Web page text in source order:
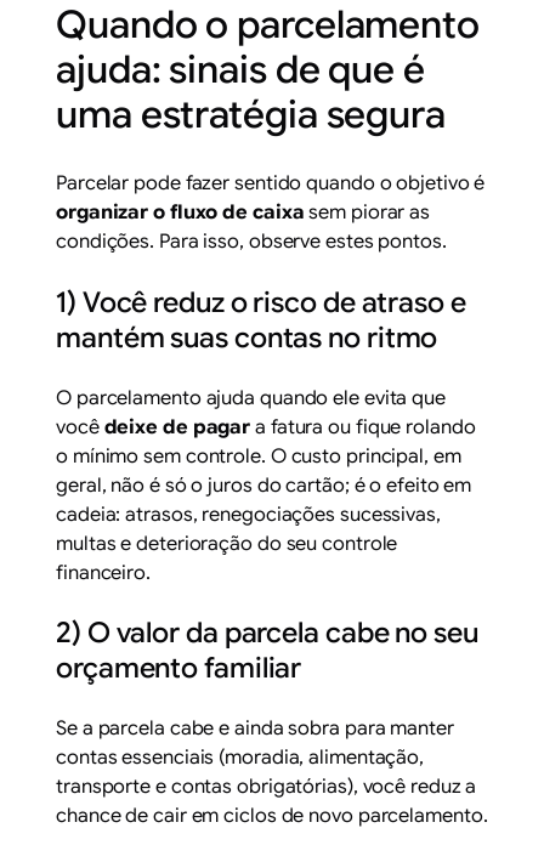
Quando o parcelamento
ajuda: sinais de que é
uma estratégia segura
Parcelar pode fazer sentido quando o objetivo é
organizar o fluxo de caixa sem piorar as
condições. Para isso, observe estes pontos.
1) Você reduz o risco de atraso e
mantém suas contas no ritmo
O parcelamento ajuda quando ele evita que
você deixe de pagar a fatura ou fique rolando
o mínimo sem controle. O custo principal, em
geral, não é só o juros do cartão; é o efeito em
cadeia: atrasos, renegociações sucessivas,
multas e deterioração do seu controle
financeiro.
2) O valor da parcela cabe no seu
orçamento familiar
Se a parcela cabe e ainda sobra para manter
contas essenciais (moradia, alimentação,
transporte e contas obrigatórias), você reduz a
chance de cair em ciclos de novo parcelamento.